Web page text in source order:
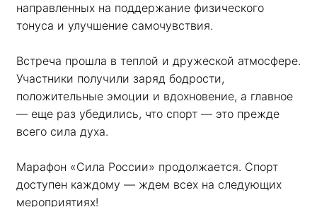
направленных на поддержание физического
тонуса и улучшение самочувствия.
Встреча прошла в теплой и дружеской атмосфере.
Участники получили заряд бодрости,
положительные эмоции и вдохновение, а главное
— еще раз убедились, что спорт — это прежде
всего сила духа.
Марафон «Сила России» продолжается. Спорт
доступен каждому — ждем всех на следующих
мероприятиях!